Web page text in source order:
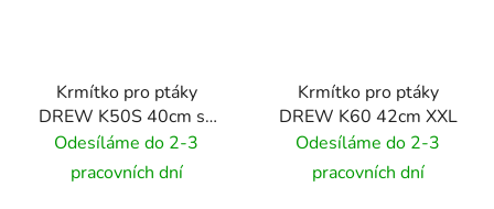
Krmítko pro ptáky
DREW K50S 40cm se
solárním osvětlením
LED
Odesíláme do 2-3
pracovních dní
Krmítko pro ptáky
DREW K60 42cm XXL
Odesíláme do 2-3
pracovních dní